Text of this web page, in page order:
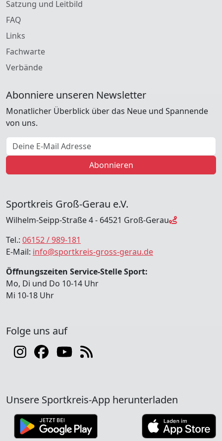
Satzung und Leitbild
FAQ
Links
Fachwarte
Verbände
Abonniere unseren Newsletter
Monatlicher Überblick über das Neue und Spannende
von uns.
E-Mail Adresse
Abonnieren
Sportkreis Groß-Gerau e.V.
Wilhelm-Seipp-Straße 4 - 64521 Groß-Gerau
Tel.: 06152 / 989-181
E-Mail: info@sportkreis-gross-gerau.de
Öffnungszeiten Service-Stelle Sport:
Mo, Di und Do 10-14 Uhr
Mi 10-18 Uhr
Folge uns auf
Unsere Sportkreis-App herunterladen